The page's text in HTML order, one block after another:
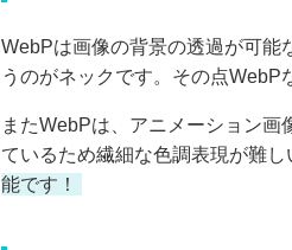
WebPは画像の背景の透過が可能
うのがネックです。その点WebP
またWebPは、アニメーション
ているため繊細な色調表現が難
能です！